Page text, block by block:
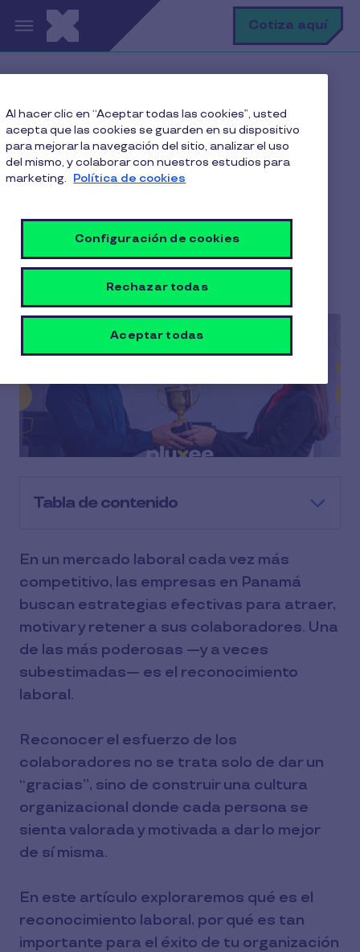
Pasar al contenido principal Cotiza aquí
Gestión empresarial
¿Qué es el reconocimiento laboral?
¿Qué es el
reconocimiento laboral?
4 min de lectura 15 Septiembre 2025
Tabla de contenido
En un mercado laboral cada vez más
competitivo, las empresas en Panamá
buscan estrategias efectivas para atraer,
motivar y retener a sus colaboradores. Una
de las más poderosas —y a veces
subestimadas— es el reconocimiento
laboral.
Reconocer el esfuerzo de los
colaboradores no se trata solo de dar un
“gracias”, sino de construir una cultura
organizacional donde cada persona se
sienta valorada y motivada a dar lo mejor
de sí misma.
En este artículo exploraremos qué es el
reconocimiento laboral, por qué es tan
importante para el éxito de tu organización
Al hacer clic en “Aceptar todas las cookies”, usted
acepta que las cookies se guarden en su dispositivo
para mejorar la navegación del sitio, analizar el uso
del mismo, y colaborar con nuestros estudios para
marketing. Política de cookies
Configuración de cookies
Rechazar todas
Aceptar todas